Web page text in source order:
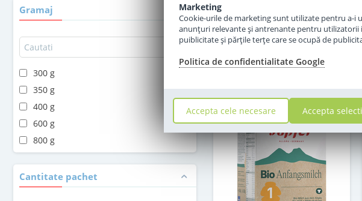
Gramaj
300 g
350 g
400 g
600 g
800 g
Cantitate pachet
36 Lei
Adauga in cos
Marketing
Cookie-urile de marketing sunt utilizate pentru a-i
anunţuri relevante şi antrenante pentru utilizatorii
puiblicitate şi părţile terţe care se ocupă de
Politica de confidentialitate Google
Accepta cele necesare Accepta